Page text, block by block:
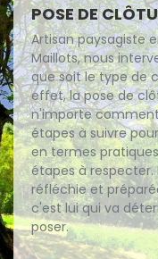
POSE DE
Artisan paysagiste
Maillots, nous
que soit le type de
effet, la pose de
n'importe
étapes à suivre
en termes
étapes à respecter.
réfléchie et
c'est lui qui va
poser.